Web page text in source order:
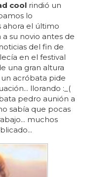
cool rindió un
lo
el último
su novio antes de
del fin de
en el festival
una gran altura
acróbata pide
llorando :_(
pedro aunión a
sabía que pocas
muchos